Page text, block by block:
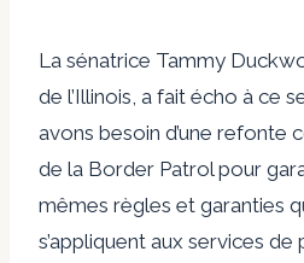
La sénatrice Tammy
de l’Illinois, a fait écho à ce
avons besoin d’une refonte
de la Border Patrol pour
mêmes règles et garanties
s’appliquent aux services